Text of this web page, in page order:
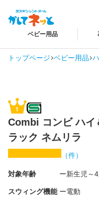
ベビー用品
トップページ ベビー用品
Combi コンビ ハイ
ラック ネムリラ
（件）
対象年齢 新生児～
スウィング機能 電動